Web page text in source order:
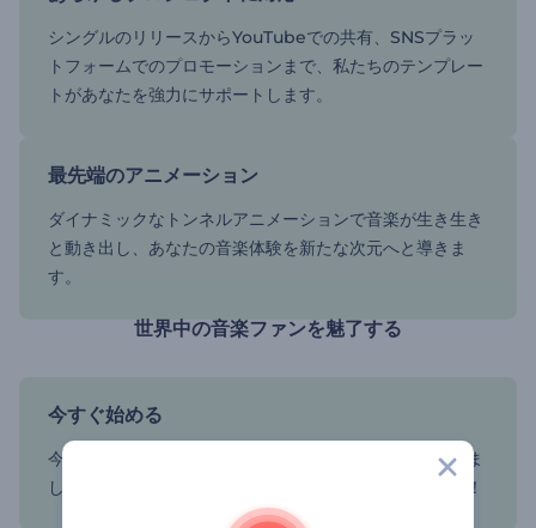
シングルのリリースからYouTubeでの共有、SNSプラッ
トフォームでのプロモーションまで、私たちのテンプレー
トがあなたを強力にサポートします。
最先端のアニメーション
ダイナミックなトンネルアニメーションで音楽が生き生き
と動き出し、あなたの音楽体験を新たな次元へと導きま
す。
世界中の音楽ファンを魅了する
今すぐ始める
今すぐ始めて、今までにない動画制作プロセスを楽しみま
しょう。お好きなテンプレートを選んでお試しください！